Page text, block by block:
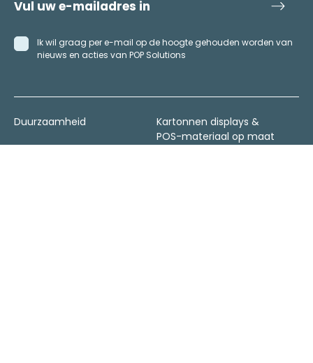
Ik wil graag per e-mail op de hoogte gehouden worden van
nieuws en acties van POP Solutions
Duurzaamheid
Kartonnen displays &
POS-materiaal op maat